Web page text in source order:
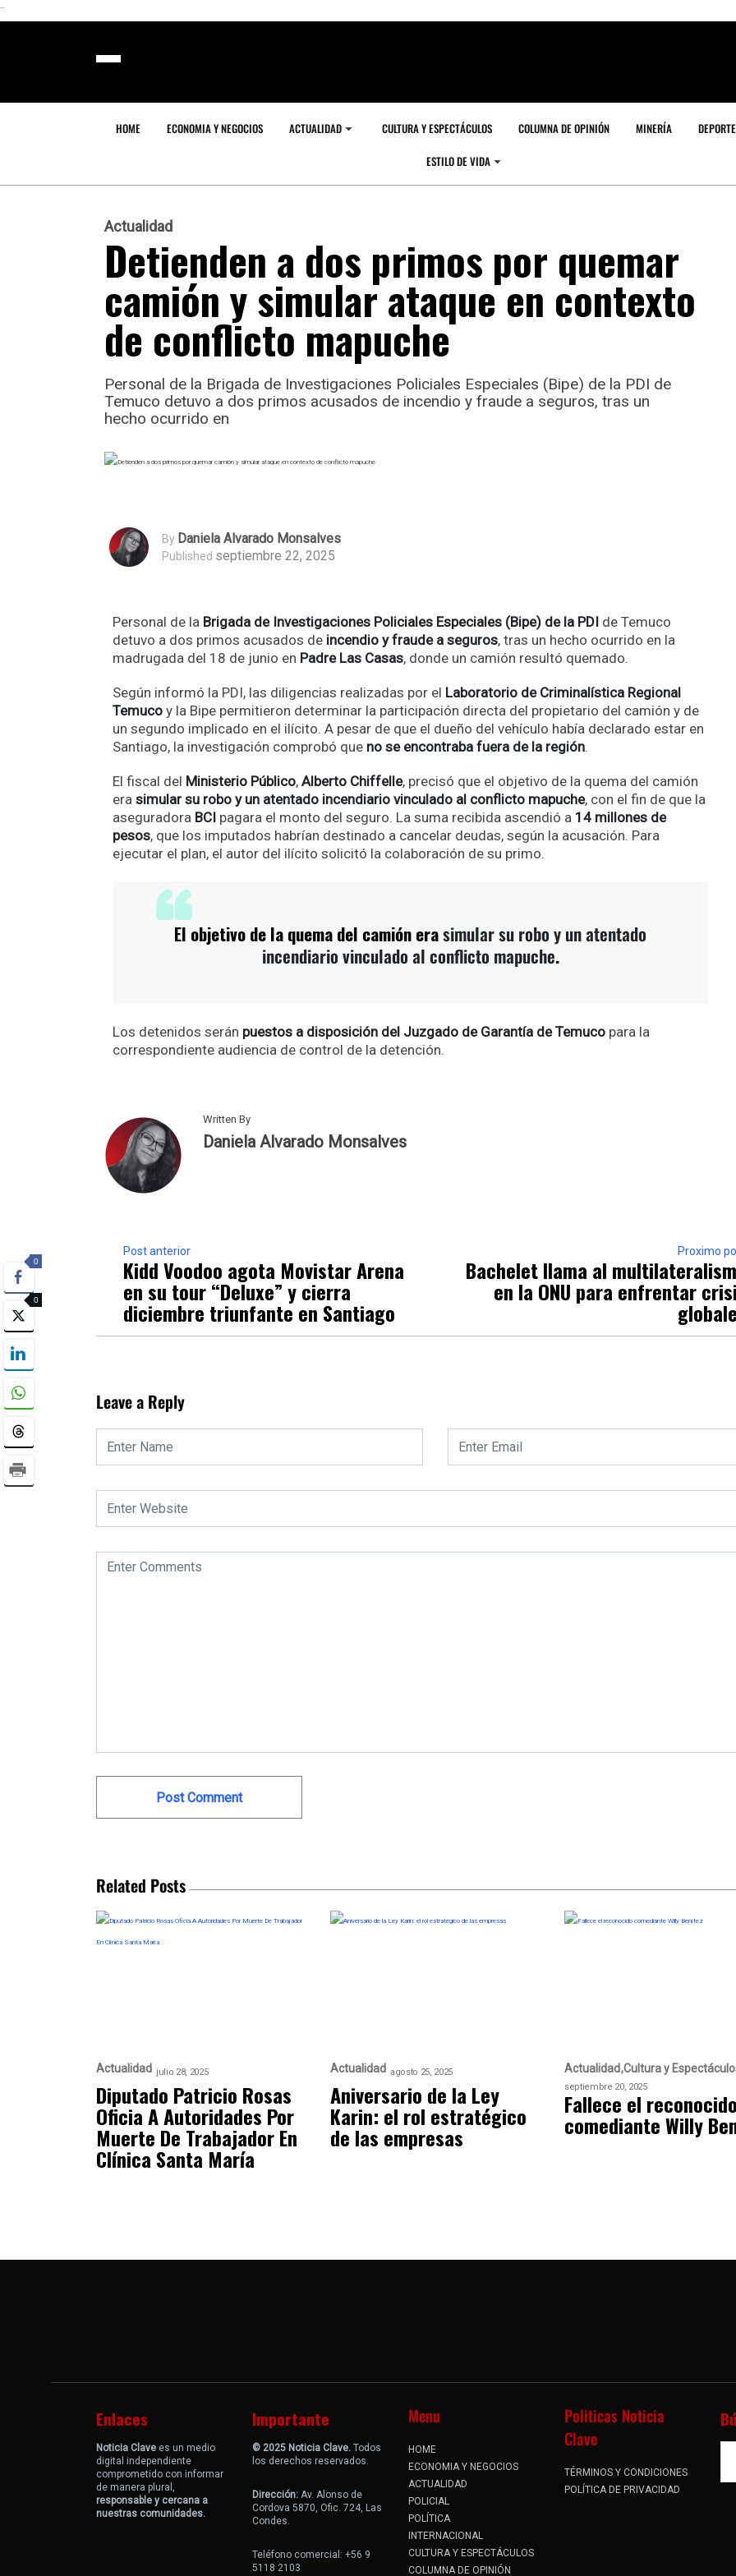
```
HOME ECONOMIA Y NEGOCIOS ACTUALIDAD CULTURA Y ESPECTÁCULOS COLUMNA DE OPINIÓN MINERÍA DEPORTE
ESTILO DE VIDA
Actualidad
Detienden a dos primos por quemar
camión y simular ataque en contexto
de conflicto mapuche
Personal de la Brigada de Investigaciones Policiales Especiales (Bipe) de la PDI de
Temuco detuvo a dos primos acusados de incendio y fraude a seguros, tras un
hecho ocurrido en
By Daniela Alvarado Monsalves
Published septiembre 22, 2025
Personal de la Brigada de Investigaciones Policiales Especiales (Bipe) de la PDI de Temuco
detuvo a dos primos acusados de incendio y fraude a seguros, tras un hecho ocurrido en la
madrugada del 18 de junio en Padre Las Casas, donde un camión resultó quemado.
Según informó la PDI, las diligencias realizadas por el Laboratorio de Criminalística Regional
Temuco y la Bipe permitieron determinar la participación directa del propietario del camión y de
un segundo implicado en el ilícito. A pesar de que el dueño del vehículo había declarado estar en
Santiago, la investigación comprobó que no se encontraba fuera de la región.
El fiscal del Ministerio Público, Alberto Chiffelle, precisó que el objetivo de la quema del camión
era simular su robo y un atentado incendiario vinculado al conflicto mapuche, con el fin de que la
aseguradora BCI pagara el monto del seguro. La suma recibida ascendió a 14 millones de
pesos, que los imputados habrían destinado a cancelar deudas, según la acusación. Para
ejecutar el plan, el autor del ilícito solicitó la colaboración de su primo.
El objetivo de la quema del camión erasimular su robo y un atentado
incendiario vinculado al conflicto mapuche.
Los detenidos serán puestos a disposición del Juzgado de Garantía de Temuco para la
correspondiente audiencia de control de la detención.
Written By
Daniela Alvarado Monsalves
Post anterior
Kidd Voodoo agota Movistar Arena
en su tour “Deluxe” y cierra
diciembre triunfante en Santiago
Proximo
Bachelet llama al
en la ONU para enfrentar
Leave a Reply
Related Posts
Actualidad julio 28, 2025
Diputado Patricio Rosas
Oficia A Autoridades Por
Muerte De Trabajador En
Clínica Santa María
Actualidad agosto 25, 2025
Aniversario de la Ley
Karin: el rol estratégico
de las empresas
Actualidad Cultura y
septiembre 20, 2025
Fallece el reconocido
comediante Willy
Enlaces
Noticia Clave es un medio
digital independiente
comprometido con informar
de manera plural,
responsable y cercana a
nuestras comunidades.
Importante
© 2025 Noticia Clave. Todos
los derechos reservados.
Dirección: Av. Alonso de
Cordova 5870, Ofic. 724, Las
Condes.
Teléfono comercial: +56 9
5118 2103
Menu
HOME
ECONOMIA Y NEGOCIOS
ACTUALIDAD
POLICIAL
POLÍTICA
INTERNACIONAL
CULTURA Y ESPECTÁCULOS
COLUMNA DE OPINIÓN
Politicas Noticia
Clave
TÉRMINOS Y CONDICIONES
POLÍTICA DE PRIVACIDAD
0
0